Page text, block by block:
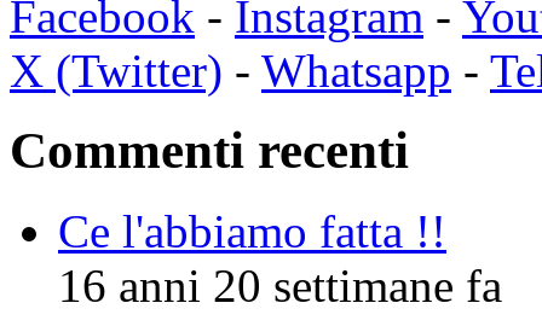
Facebook - Instagram -
X (Twitter) - Whatsapp -
Commenti recenti
Ce l'abbiamo fatta !!
16 anni 20 settimane fa